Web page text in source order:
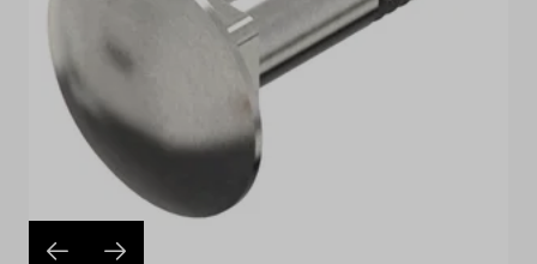
Marcas
Favoritos
Empresa